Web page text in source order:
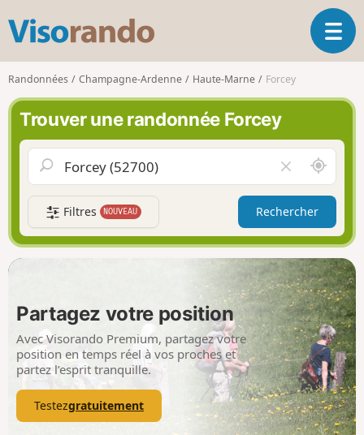
s
o
r
n
d
o
O
u
l
a
i
g
a
t
i
o
n
Randonnées Champagne-Ardenne Haute-Marne Forcey
Trouver une randonnée Forcey
i
d
e
r
l
e
c
h
a
m
p
A
u
t
u
r
d
e
m
o
i
Filtres NOUVEAU Rechercher
Partagez votre position
Avec Visorando Premium, partagez votre
position en temps réel à vos proches et
partez l’esprit tranquille.
Testezgratuitement